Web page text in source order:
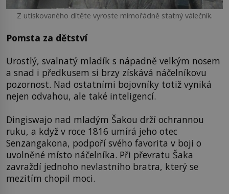
Z utiskovaného dítěte vyroste mimořádně statný válečník.
Pomsta za dětství
Urostlý, svalnatý mladík s nápadně velkým nosem
a snad i předkusem si brzy získává náčelníkovu
pozornost. Nad ostatními bojovníky totiž vyniká
nejen odvahou, ale také inteligencí.
Dingiswajo nad mladým Šakou drží ochrannou
ruku, a když v roce 1816 umírá jeho otec
Senzangakona, podpoří svého favorita v boji o
uvolněné místo náčelníka. Při převratu Šaka
zavraždí jednoho nevlastního bratra, který se
mezitím chopil moci.